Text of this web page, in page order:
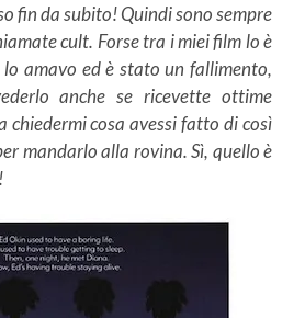
fin da subito! Quindi sono sempre
cult. Forse tra i miei film lo è
amavo ed è stato un fallimento,
anche se ricevette ottime
chiedermi cosa avessi fatto di così
mandarlo alla rovina. Sì, quello è